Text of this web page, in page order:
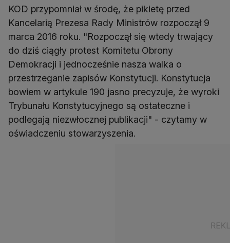
KOD przypomniał w środę, że pikietę przed
Kancelarią Prezesa Rady Ministrów rozpoczął 9
marca 2016 roku. "Rozpoczął się wtedy trwający
do dziś ciągły protest Komitetu Obrony
Demokracji i jednocześnie nasza walka o
przestrzeganie zapisów Konstytucji. Konstytucja
bowiem w artykule 190 jasno precyzuje, że wyroki
Trybunału Konstytucyjnego są ostateczne i
podlegają niezwłocznej publikacji" - czytamy w
oświadczeniu stowarzyszenia.